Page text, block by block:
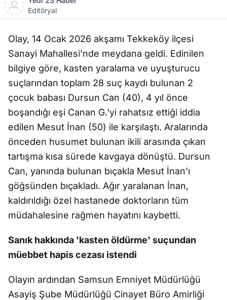
Editöryal
Olay, 14 Ocak 2026 akşamı Tekkeköy ilçesi
Sanayi Mahallesi'nde meydana geldi. Edinilen
bilgiye göre, kasten yaralama ve uyuşturucu
suçlarından toplam 28 suç kaydı bulunan 2
çocuk babası Dursun Can (40), 4 yıl önce
boşandığı eşi Canan G.'yi rahatsız ettiği iddia
edilen Mesut İnan (50) ile karşılaştı. Aralarında
önceden husumet bulunan ikili arasında çıkan
tartışma kısa sürede kavgaya dönüştü. Dursun
Can, yanında bulunan bıçakla Mesut İnan'ı
göğsünden bıçakladı. Ağır yaralanan İnan,
kaldırıldığı özel hastanede doktorların tüm
müdahalesine rağmen hayatını kaybetti.
Sanık hakkında 'kasten öldürme' suçundan
müebbet hapis cezası istendi
Olayın ardından Samsun Emniyet Müdürlüğü
Asayiş Şube Müdürlüğü Cinayet Büro Amirliği